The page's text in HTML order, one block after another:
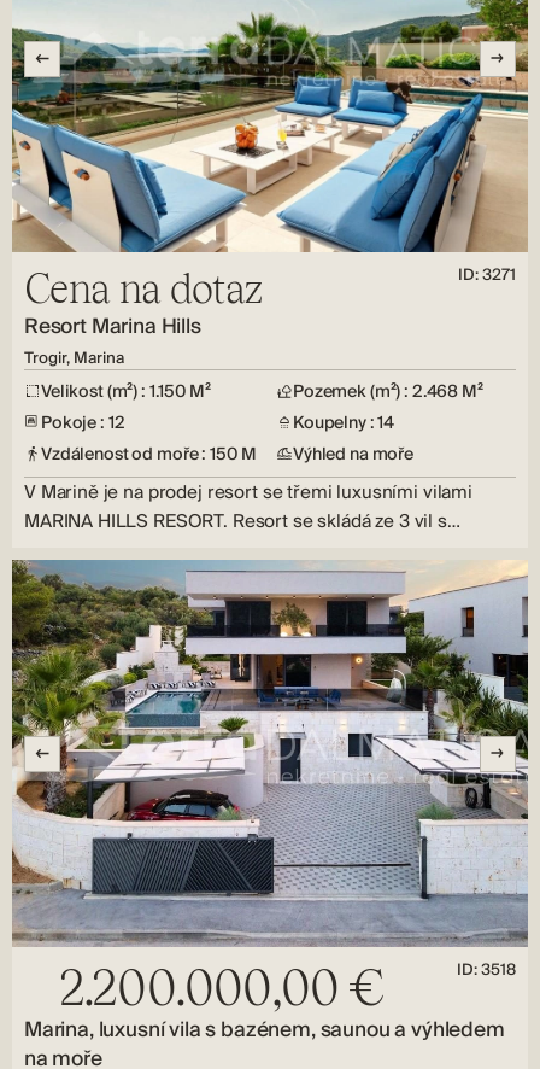
Cena na dotaz ID: 3271
Resort Marina Hills
Trogir, Marina
Velikost (m²) : 1.150 M²
Pozemek (m²) : 2.468 M²
Pokoje : 12
Koupelny : 14
Vzdálenost od moře : 150 M
Výhled na moře
V Marině je na prodej resort se třemi luxusními vilami
MARINA HILLS RESORT. Resort se skládá ze 3 vil s…
2.200.000,00 € ID: 3518
Marina, luxusní vila s bazénem, ​​saunou a výhledem
na moře